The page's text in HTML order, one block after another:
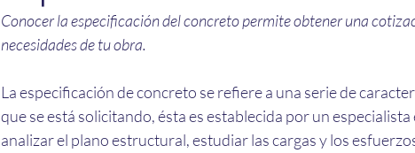
Conocer la especificación del concreto permite obtener una
necesidades de tu obra.
La especificación de concreto se refiere a una serie de
que se está solicitando, ésta es establecida por un
analizar el plano estructural, estudiar las cargas y los